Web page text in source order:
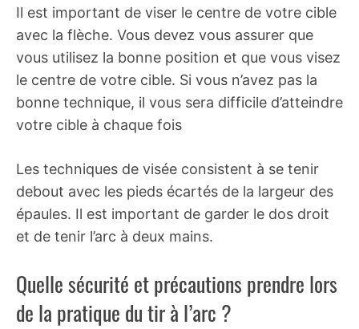
Il est important de viser le centre de votre cible
avec la flèche. Vous devez vous assurer que
vous utilisez la bonne position et que vous visez
le centre de votre cible. Si vous n’avez pas la
bonne technique, il vous sera difficile d’atteindre
votre cible à chaque fois
Les techniques de visée consistent à se tenir
debout avec les pieds écartés de la largeur des
épaules. Il est important de garder le dos droit
et de tenir l’arc à deux mains.
Quelle sécurité et précautions prendre lors
de la pratique du tir à l’arc ?